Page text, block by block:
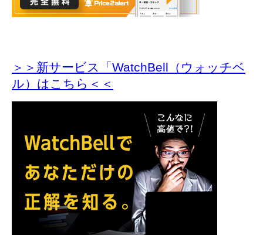
＞＞新サービス「WatchBell（ウォッチベ
ル）はこちら＜＜